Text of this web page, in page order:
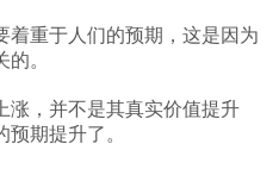
着重于人们的预期，这是因为
。
涨，并不是其真实价值提升
期提升了。